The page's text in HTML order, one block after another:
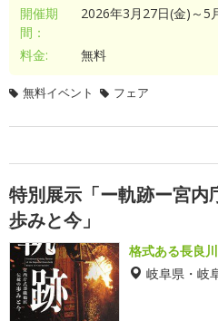
開催期
間：
2026年3月27日(金)～5
料金: 無料
無料イベント フェア
特別展示「ー軌跡ー宮
歩みと今」
格式ある長良
岐阜県・岐